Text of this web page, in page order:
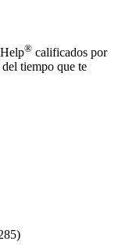
® calificados por
tiempo que te